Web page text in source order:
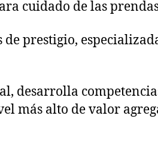
cuidado de las
prestigio,
desarrolla
más alto de valor